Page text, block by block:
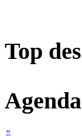
Top
Agenda
«